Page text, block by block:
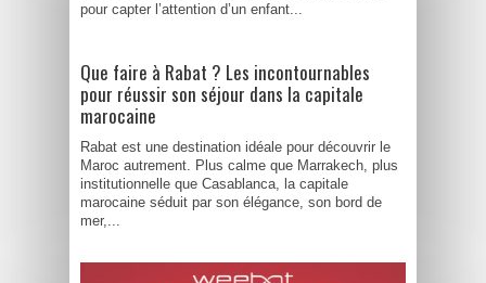
pour capter l’attention d’un enfant...
Que faire à Rabat ? Les incontournables
pour réussir son séjour dans la capitale
marocaine
Rabat est une destination idéale pour découvrir le
Maroc autrement. Plus calme que Marrakech, plus
institutionnelle que Casablanca, la capitale
marocaine séduit par son élégance, son bord de
mer,...